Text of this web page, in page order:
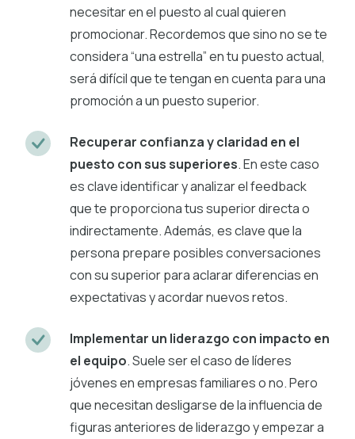
necesitar en el puesto al cual quieren
promocionar. Recordemos que sino no se te
considera “una estrella” en tu puesto actual,
será difícil que te tengan en cuenta para una
promoción a un puesto superior.
Recuperar confianza y claridad en el
puesto con sus superiores. En este caso
es clave identificar y analizar el feedback
que te proporciona tus superior directa o
indirectamente. Además, es clave que la
persona prepare posibles conversaciones
con su superior para aclarar diferencias en
expectativas y acordar nuevos retos.
Implementar un liderazgo con impacto en
el equipo. Suele ser el caso de líderes
jóvenes en empresas familiares o no. Pero
que necesitan desligarse de la influencia de
figuras anteriores de liderazgo y empezar a